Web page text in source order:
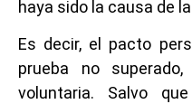
haya sido la causa de
Es decir, el pacto
prueba no
voluntaria. Salvo